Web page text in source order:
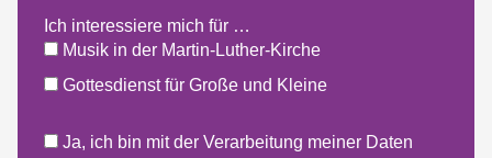
Ich interessiere mich für …
Musik in der Martin-Luther-Kirche
Gottesdienst für Große und Kleine
Ja, ich bin mit der Verarbeitung meiner Daten